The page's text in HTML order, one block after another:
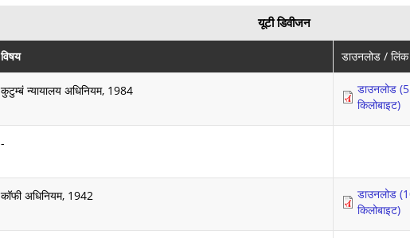
यूटी डिवीजन
विषय डाउनलोड / लिंक
कुटुम्बं न्यायालय अधिनियम, 1984
डाउनलोड
किलोबाइट)
-
कॉफी अधिनियम, 1942
डाउनलोड
किलोबाइट)